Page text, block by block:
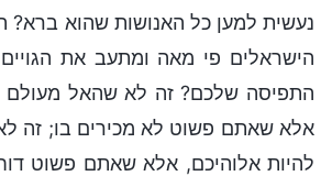
נעשית למען כל האנושות שהוא ברא?
הישראלים פי מאה ומתעב את הגויים
התפיסה שלכם? זה לא שהאל מעולם
אלא שאתם פשוט לא מכירים בו; זה
להיות אלוהיכם, אלא שאתם פשוט